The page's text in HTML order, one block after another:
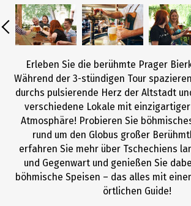
Erleben Sie die berühmte Prager
Während der 3-stündigen Tour
durchs pulsierende Herz der Altstadt
verschiedene Lokale mit
Atmosphäre! Probieren Sie
rund um den Globus großer
erfahren Sie mehr über Tschechiens
und Gegenwart und genießen Sie
böhmische Speisen – das alles mit
örtlichen Guide!